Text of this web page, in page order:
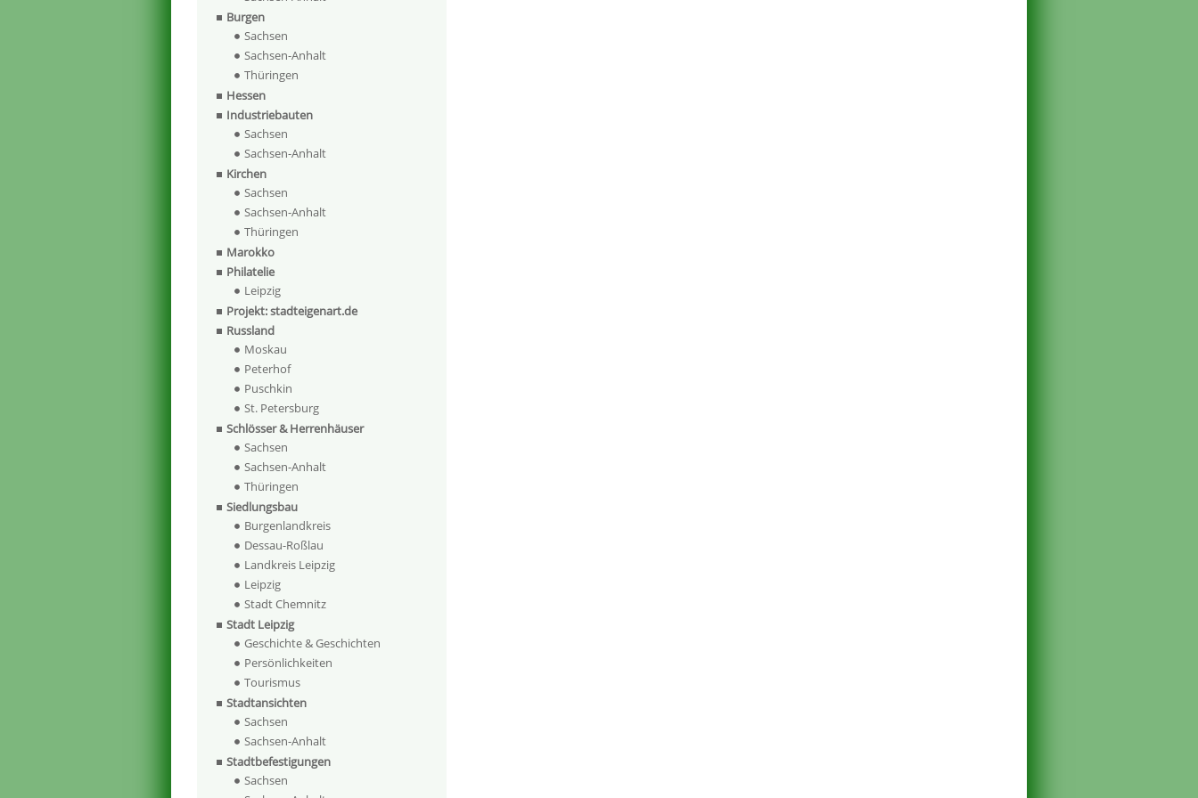
Burgen
Sachsen
Sachsen-Anhalt
Thüringen
Hessen
Industriebauten
Sachsen
Sachsen-Anhalt
Kirchen
Sachsen
Sachsen-Anhalt
Thüringen
Marokko
Philatelie
Leipzig
Projekt: stadteigenart.de
Russland
Moskau
Peterhof
Puschkin
St. Petersburg
Schlösser & Herrenhäuser
Sachsen
Sachsen-Anhalt
Thüringen
Siedlungsbau
Burgenlandkreis
Dessau-Roßlau
Landkreis Leipzig
Leipzig
Stadt Chemnitz
Stadt Leipzig
Geschichte & Geschichten
Persönlichkeiten
Tourismus
Stadtansichten
Sachsen
Sachsen-Anhalt
Stadtbefestigungen
Sachsen